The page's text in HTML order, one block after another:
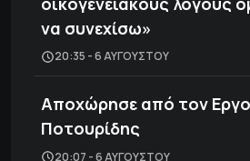
να συνεχίσω»
20:35 - 6 ΑΥΓΟΎΣΤΟΥ
Αποχώρησε από τον
Ποτουρίδης
20:07 - 6 ΑΥΓΟΎΣΤΟΥ